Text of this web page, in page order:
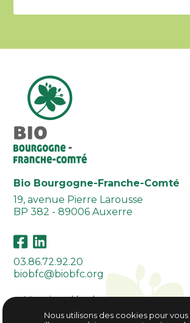
Bio Bourgogne-Franche-Comté
19, avenue Pierre Larousse
BP 382 - 89006 Auxerre
03.86.72.92.20
biobfc@biobfc.org
Mentions légales
Plan du site
Nous utilisons des cookies pour vous